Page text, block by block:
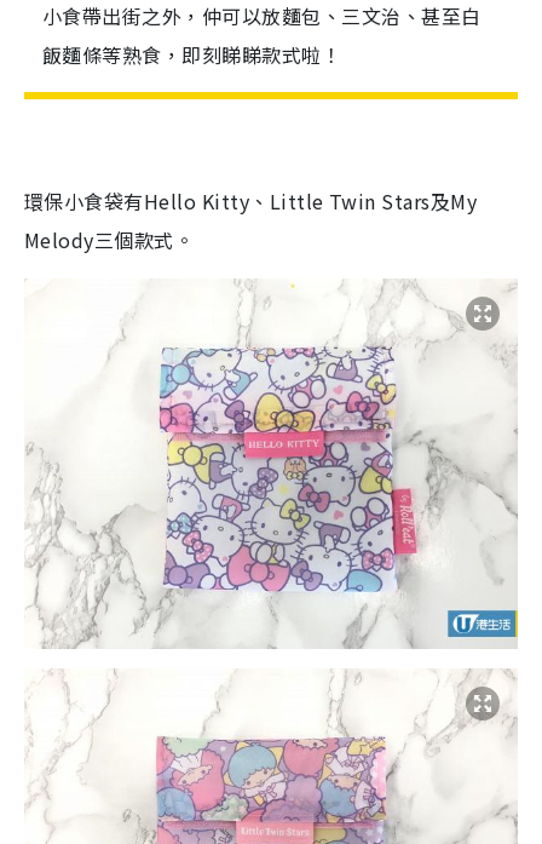
小食帶出街之外，仲可以放麵包、三文治、甚至白
飯麵條等熟食，即刻睇睇款式啦！
環保小食袋有Hello Kitty、Little Twin Stars及My
Melody三個款式。